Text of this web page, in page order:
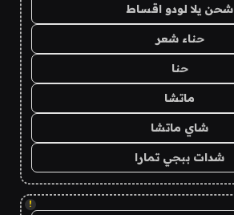
شحن يلا لودو اقساط
حناء شعر
حنا
ماتشا
شاي ماتشا
شدات ببجي تمارا
!